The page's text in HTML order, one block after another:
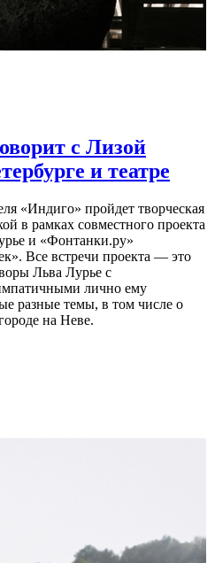
с Лизой
и театре
«Индиго» пройдет творческая
в рамках совместного проекта
и «Фонтанки.ру»
Все встречи проекта — это
Льва Лурье с
лично ему
разные темы, в том числе о
на Неве.